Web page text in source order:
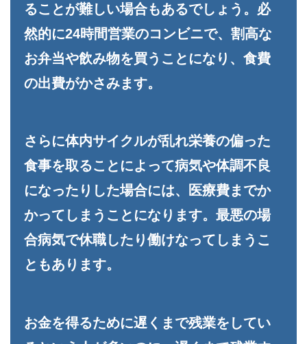
ることが難しい場合もあるでしょう。必
然的に24時間営業のコンビニで、割高な
お弁当や飲み物を買うことになり、食費
の出費がかさみます。
さらに体内サイクルが乱れ栄養の偏った
食事を取ることによって病気や体調不良
になったりした場合には、医療費までか
かってしまうことになります。最悪の場
合病気で休職したり働けなってしまうこ
ともあります。
お金を得るために遅くまで残業をしてい